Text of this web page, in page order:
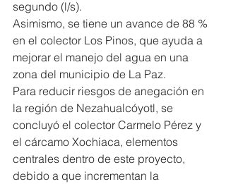
segundo (l/s).
Asimismo, se tiene un avance de 88 %
en el colector Los Pinos, que ayuda a
mejorar el manejo del agua en una
zona del municipio de La Paz.
Para reducir riesgos de anegación en
la región de Nezahualcóyotl, se
concluyó el colector Carmelo Pérez y
el cárcamo Xochiaca, elementos
centrales dentro de este proyecto,
debido a que incrementan la